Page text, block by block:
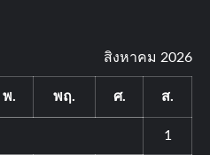
สิงหาคม 2026
พ. พฤ. ศ. ส.
1